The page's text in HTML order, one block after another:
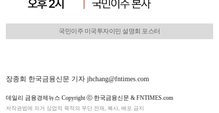
국민이주 미국투자이민 설명회 포스터
장종회 한국금융신문 기자 jhchang@fntimes.com
데일리 금융경제뉴스 Copyright ⓒ 한국금융신문 & FNTIMES.com
저작권법에 의거 상업적 목적의 무단 전재, 복사, 배포 금지